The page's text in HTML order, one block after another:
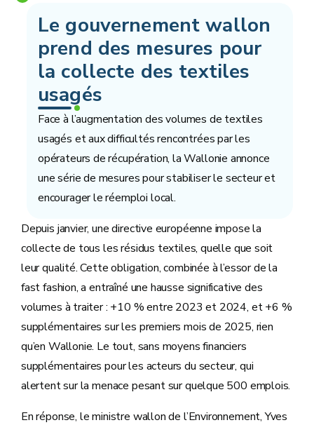
Le gouvernement wallon
prend des mesures pour
la collecte des textiles
usagés
Face à l’augmentation des volumes de textiles
usagés et aux difficultés rencontrées par les
opérateurs de récupération, la Wallonie annonce
une série de mesures pour stabiliser le secteur et
encourager le réemploi local.
Depuis janvier, une directive européenne impose la
collecte de tous les résidus textiles, quelle que soit
leur qualité. Cette obligation, combinée à l’essor de la
fast fashion, a entraîné une hausse significative des
volumes à traiter : +10 % entre 2023 et 2024, et +6 %
supplémentaires sur les premiers mois de 2025, rien
qu’en Wallonie. Le tout, sans moyens financiers
supplémentaires pour les acteurs du secteur, qui
alertent sur la menace pesant sur quelque 500 emplois.
En réponse, le ministre wallon de l’Environnement, Yves